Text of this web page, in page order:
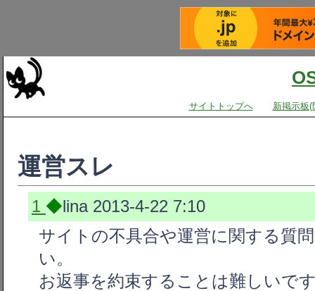
サイトトップへ 新掲示板(
運営スレ
1 ◆lina 2013-4-22 7:10
サイトの不具合や運営に関する質
い。
お返事を約束することは難しいで